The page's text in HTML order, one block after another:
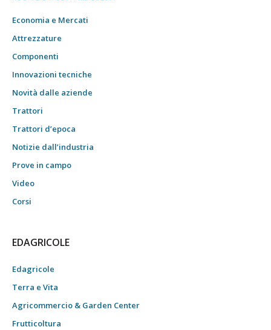
Economia e Mercati
Attrezzature
Componenti
Innovazioni tecniche
Novità dalle aziende
Trattori
Trattori d’epoca
Notizie dall’industria
Prove in campo
Video
Corsi
EDAGRICOLE
Edagricole
Terra e Vita
Agricommercio & Garden Center
Frutticoltura